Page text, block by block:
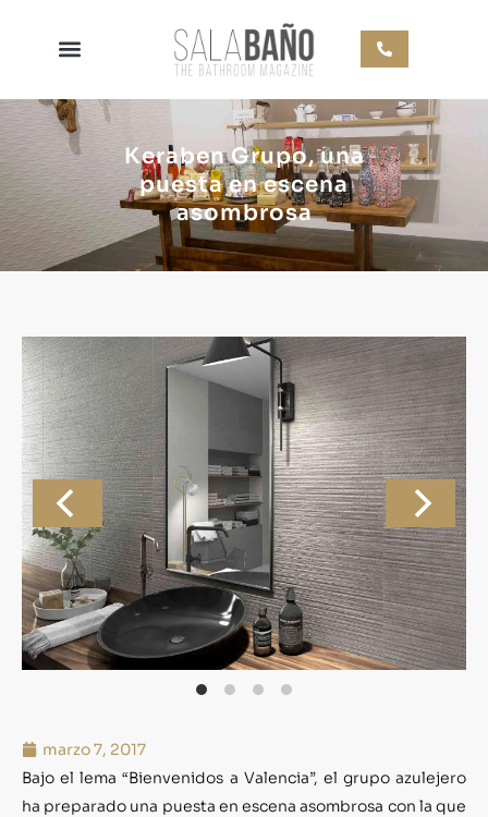
Keraben Grupo, una
puesta en escena
asombrosa
marzo 7, 2017
Bajo el lema “Bienvenidos a Valencia”, el grupo azulejero
ha preparado una puesta en escena asombrosa con la que